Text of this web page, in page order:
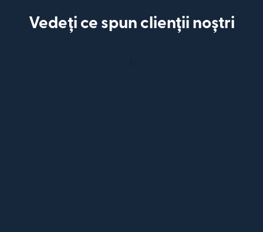
Vedeți ce spun clienții noștri